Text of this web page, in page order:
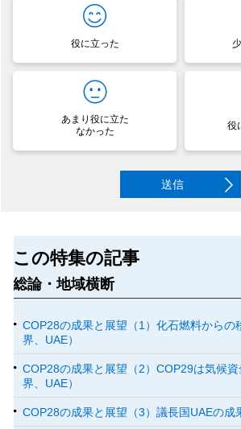
役に立った
あまり役に立た
なかった
役
送信
この特集の記事
総論・地域横断
COP28の成果と展望（1）化石燃料からの
界、UAE）
COP28の成果と展望（2）COP29は気候
界、UAE）
COP28の成果と展望（3）議長国UAEの成